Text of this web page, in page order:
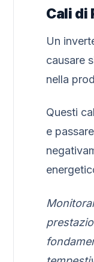
Cali di
Un
causare
nella
Questi
e